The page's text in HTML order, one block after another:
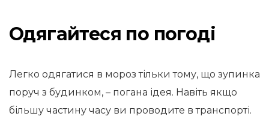
Одягайтеся по погоді
Легко одягатися в мороз тільки тому, що зупинка
поруч з будинком, – погана ідея. Навіть якщо
більшу частину часу ви проводите в транспорті.